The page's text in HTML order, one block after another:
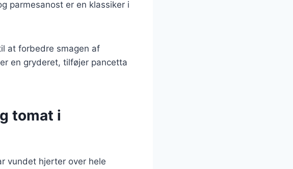
parmesanost er en klassiker i
at forbedre smagen af
en gryderet, tilføjer pancetta
tomat i
vundet hjerter over hele